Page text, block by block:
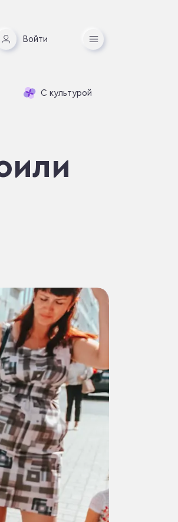
Войти
С культурой